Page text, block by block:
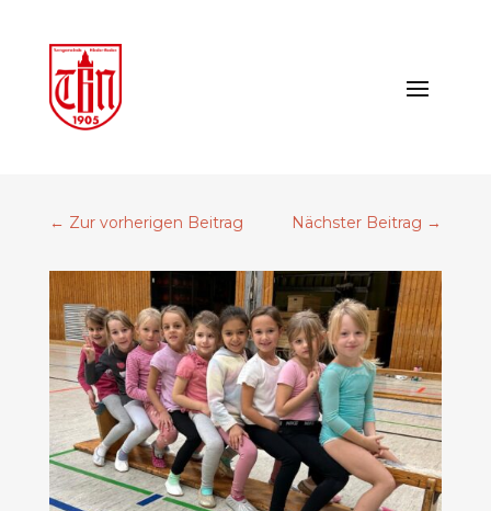
← Zur vorherigen Beitrag Nächster Beitrag →